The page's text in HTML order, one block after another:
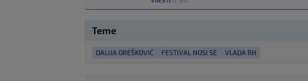
Teme
DALIJA OREŠKOVIĆ FESTIVAL NOSI SE VLADA RH